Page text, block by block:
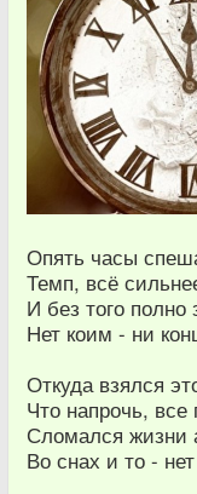
Опять часы
Темп, всё
И без того полно
Нет коим - ни
Откуда взялся
Что напрочь, все
Сломался жизни
Во снах и то -